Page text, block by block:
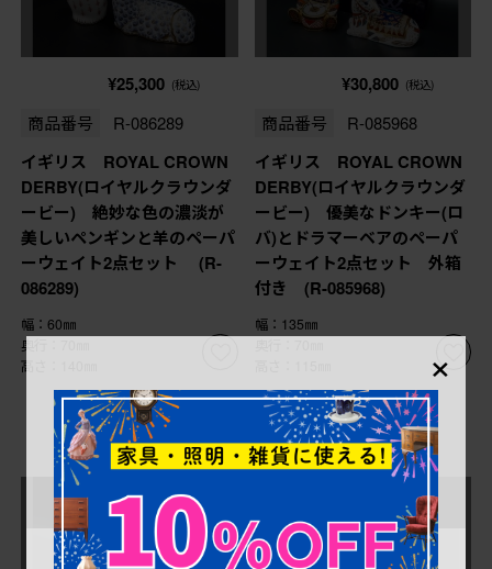
¥25,300 (税込)
商品番号 R-086289
イギリス ROYAL CROWN
DERBY(ロイヤルクラウンダ
ービー) 絶妙な色の濃淡が
美しいペンギンと羊のペーパ
ーウェイト2点セット (R-
086289)
幅：60㎜
奥行：70㎜
高さ：140㎜
¥30,800 (税込)
商品番号 R-085968
イギリス ROYAL CROWN
DERBY(ロイヤルクラウンダ
ービー) 優美なドンキー(ロ
バ)とドラマーベアのペーパ
ーウェイト2点セット 外箱
付き (R-085968)
幅：135㎜
売り切れ 売り切れ
×